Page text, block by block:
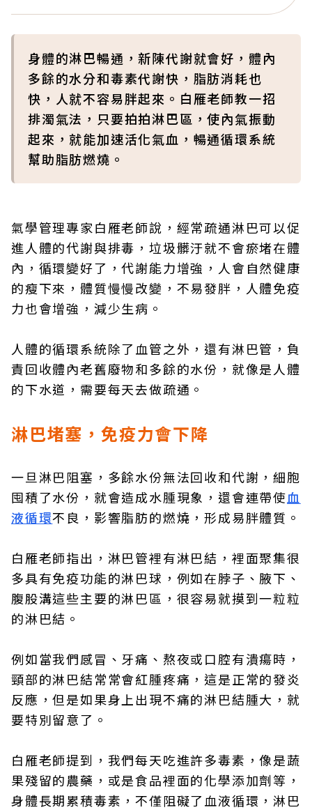
身體的淋巴暢通，新陳代謝就會好，體內
多餘的水分和毒素代謝快，脂肪消耗也
快，人就不容易胖起來。白雁老師教一招
排濁氣法，只要拍拍淋巴區，使內氣振動
起來，就能加速活化氣血，暢通循環系統
幫助脂肪燃燒。
氣學管理專家白雁老師說，經常疏通淋巴可以促
進人體的代謝與排毒，垃圾髒汙就不會瘀堵在體
內，循環變好了，代謝能力增強，人會自然健康
的瘦下來，體質慢慢改變，不易發胖，人體免疫
力也會增強，減少生病。
人體的循環系統除了血管之外，還有淋巴管，負
責回收體內老舊廢物和多餘的水份，就像是人體
的下水道，需要每天去做疏通。
淋巴堵塞，免疫力會下降
一旦淋巴阻塞，多餘水份無法回收和代謝，細胞
囤積了水份，就會造成水腫現象，還會連帶使血
液循環不良，影響脂肪的燃燒，形成易胖體質。
白雁老師指出，淋巴管裡有淋巴結，裡面聚集很
多具有免疫功能的淋巴球，例如在脖子、腋下、
腹股溝這些主要的淋巴區，很容易就摸到一粒粒
的淋巴結。
例如當我們感冒、牙痛、熬夜或口腔有潰瘍時，
頸部的淋巴結常常會紅腫疼痛，這是正常的發炎
反應，但是如果身上出現不痛的淋巴結腫大，就
要特別留意了。
白雁老師提到，我們每天吃進許多毒素，像是蔬
果殘留的農藥，或是食品裡面的化學添加劑等，
身體長期累積毒素，不僅阻礙了血液循環，淋巴